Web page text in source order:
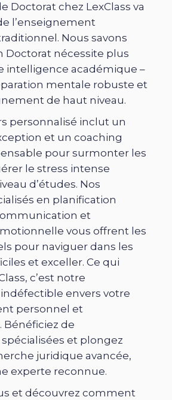
Doctorat chez LexClass va
l’enseignement
Nous savons
Doctorat nécessite plus
intelligence académique –
mentale robuste et
de haut niveau.
personnalisé inclut un
et un coaching
pour surmonter les
le stress intense
d’études. Nos
en planification
et
vous offrent les
pour naviguer dans les
et exceller. Ce qui
c’est notre
envers votre
personnel et
Bénéficiez de
et plongez
juridique avancée,
experte reconnue.
et découvrez comment